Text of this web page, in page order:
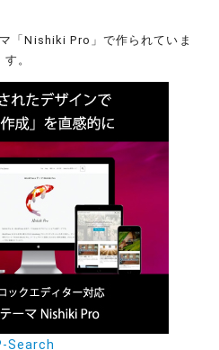
「Nishiki Pro」で作られていま
す。
Search